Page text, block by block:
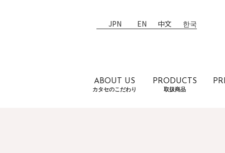
JPN EN 中文 한국
ABOUT US
カタセのこだわり
PRODUCTS
取扱商品